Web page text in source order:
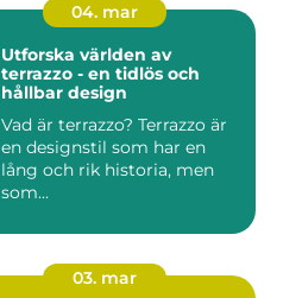
04. mar
Utforska världen av
terrazzo - en tidlös och
hållbar design
Vad är terrazzo? Terrazzo är
en designstil som har en
lång och rik historia, men
som...
03. mar